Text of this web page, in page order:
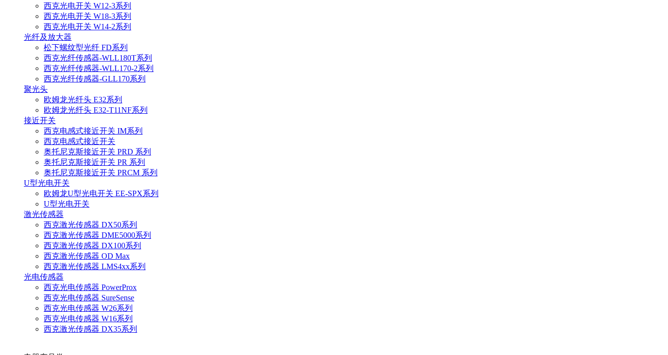
西克光电开关 W12-3系列
西克光电开关 W18-3系列
西克光电开关 W14-2系列
光纤及放大器
松下螺纹型光纤 FD系列
西克光纤传感器-WLL180T系列
西克光纤传感器-WLL170-2系列
西克光纤传感器-GLL170系列
聚光头
欧姆龙光纤头 E32系列
欧姆龙光纤头 E32-T11NF系列
接近开关
西克电感式接近开关 IM系列
西克电感式接近开关
奥托尼克斯接近开关 PRD 系列
奥托尼克斯接近开关 PR 系列
奥托尼克斯接近开关 PRCM 系列
U型光电开关
欧姆龙U型光电开关 EE-SPX系列
U型光电开关
激光传感器
西克激光传感器 DX50系列
西克激光传感器 DME5000系列
西克激光传感器 DX100系列
西克激光传感器 OD Max
西克激光传感器 LMS4xx系列
光电传感器
西克光电传感器 PowerProx
西克光电传感器 SureSense
西克光电传感器 W26系列
西克光电传感器 W16系列
西克激光传感器 DX35系列